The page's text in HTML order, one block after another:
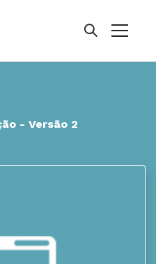
- Versão 2